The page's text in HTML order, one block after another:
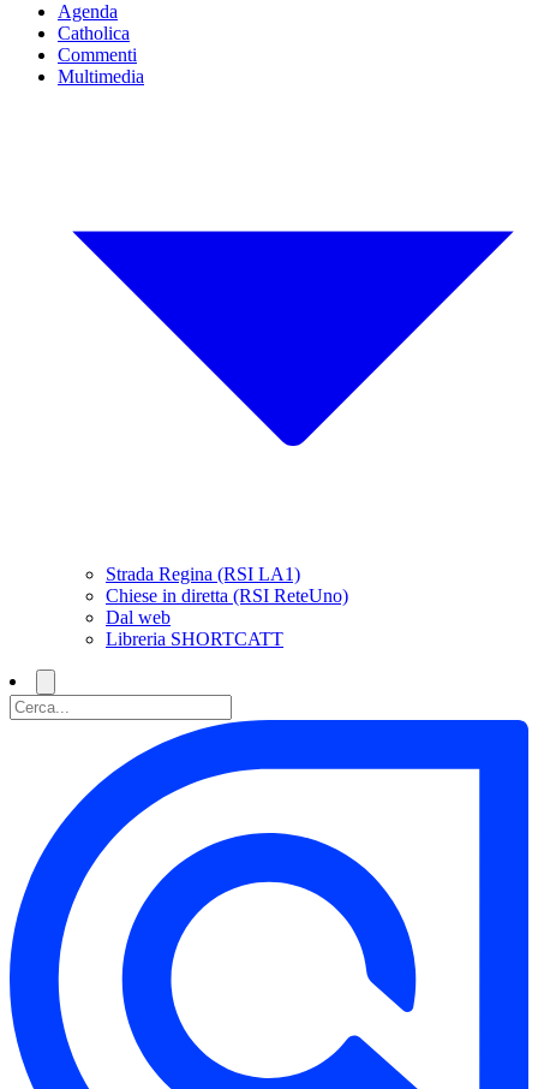
Agenda
Catholica
Commenti
Multimedia
Strada Regina (RSI LA1)
Chiese in diretta (RSI ReteUno)
Dal web
Libreria SHORTCATT